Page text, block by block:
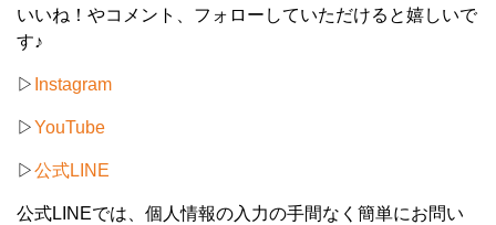
いいね！やコメント、フォローしていただけると嬉しいで
す♪
▷ Instagram
▷YouTube
▷公式LINE
公式LINEでは、個人情報の入力の手間なく簡単にお問い